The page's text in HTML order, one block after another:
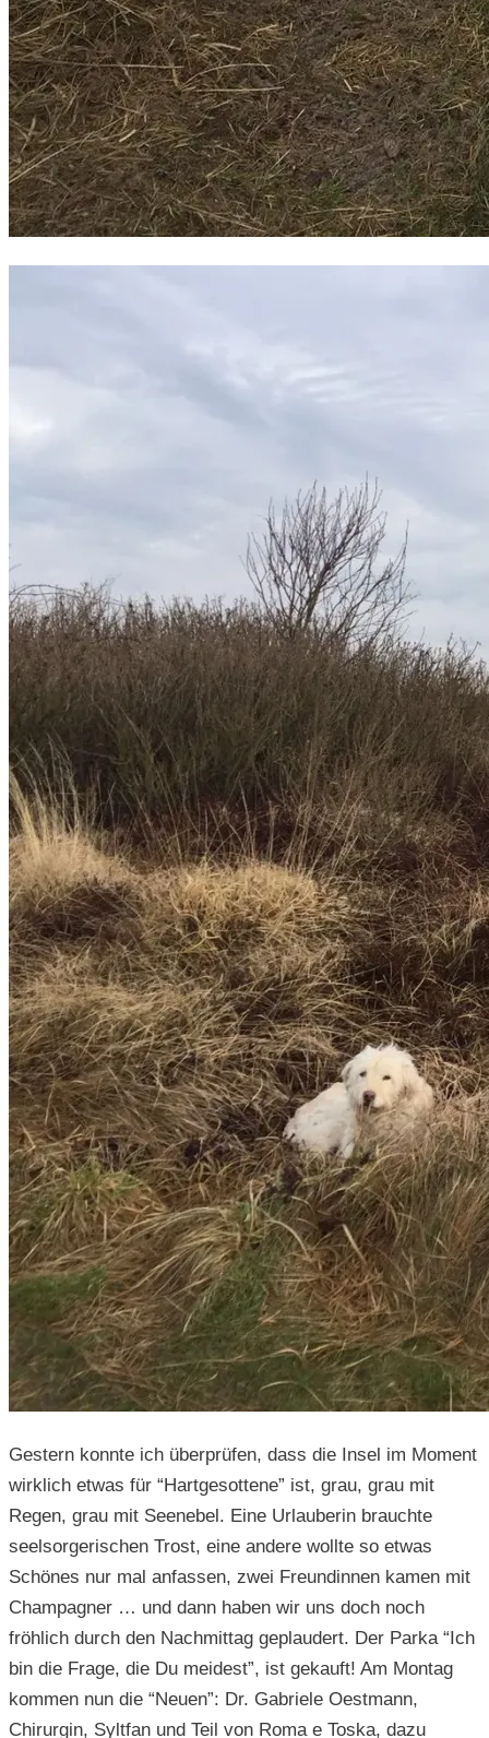
Gestern konnte ich überprüfen, dass die Insel im Moment
wirklich etwas für “Hartgesottene” ist, grau, grau mit
Regen, grau mit Seenebel. Eine Urlauberin brauchte
seelsorgerischen Trost, eine andere wollte so etwas
Schönes nur mal anfassen, zwei Freundinnen kamen mit
Champagner … und dann haben wir uns doch noch
fröhlich durch den Nachmittag geplaudert. Der Parka “Ich
bin die Frage, die Du meidest”, ist gekauft! Am Montag
kommen nun die “Neuen”: Dr. Gabriele Oestmann,
Chirurgin, Syltfan und Teil von Roma e Toska, dazu